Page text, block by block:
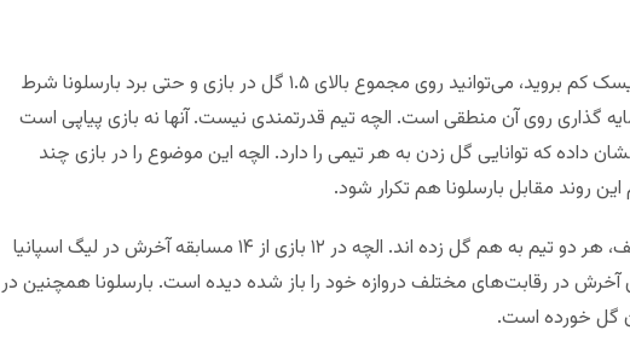
این انتخاب قطعا ریسکی است. اگر می‌خواهید سراغ یک گزینه با ریسک کم بروید، می‌توانید روی مجموع بالای ۱.۵ گل در بازی و حتی برد بارسلونا شرط
گذاری روی آن منطقی است. الچه تیم قدرتمندی نیست. آنها نه بازی پیاپی است
داده که توانایی گل زدن به هر تیمی را دارد. الچه این موضوع را در بازی چند
روند مقابل بارسلونا هم تکرار شود.
در شش مسابقه از هفت بازی آخر خانگی الچه در رقابت‌های مختلف، هر دو تیم به هم گل زده اند. الچه در ۱۲ بازی از ۱۴ مسابقه آخرش در لیگ اسپانیا
در رقابت‌های مختلف دروازه خود را باز شده دیده است. بارسلونا همچنین در
گل خورده است.